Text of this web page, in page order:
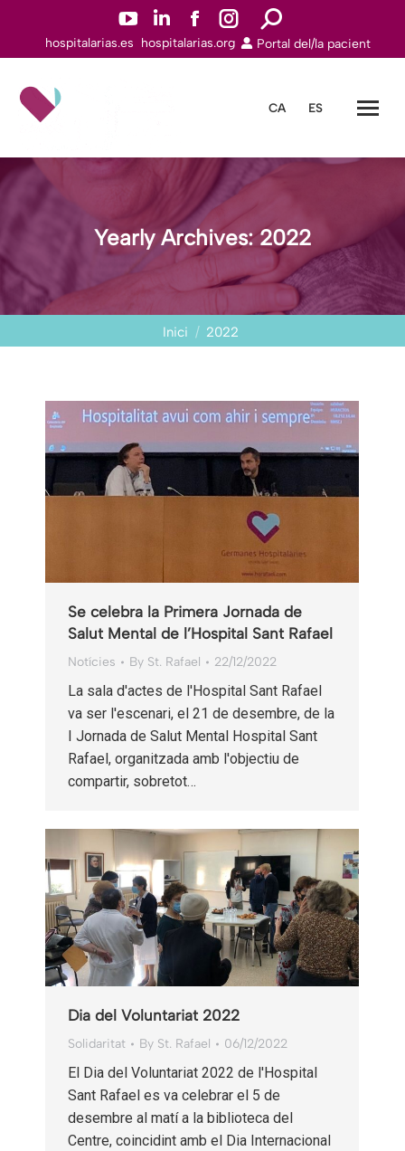
YouTube
page
window
Linkedin
page
window
Facebook
page
window
Instagram
page
window
Search:
hospitalarias.es hospitalarias.org Portal del/la pacient
CA ES
Yearly Archives:2022
Inici 2022
Se celebra la Primera Jornada de
Salut Mental de l’Hospital Sant Rafael
Notícies By St. Rafael 22/12/2022
La sala d'actes de l'Hospital Sant Rafael
va ser l'escenari, el 21 de desembre, de la
I Jornada de Salut Mental Hospital Sant
Rafael, organitzada amb l'objectiu de
compartir, sobretot…
Dia del Voluntariat 2022
Solidaritat By St. Rafael 06/12/2022
El Dia del Voluntariat 2022 de l'Hospital
Sant Rafael es va celebrar el 5 de
desembre al matí a la biblioteca del
Centre, coincidint amb el Dia Internacional